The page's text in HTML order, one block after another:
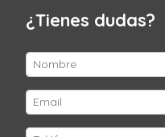
¿Tienes dudas?